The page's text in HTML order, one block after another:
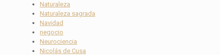
Naturaleza
Naturaleza sagrada
Navidad
negocio
Neurociencia
Nicolás de Cusa